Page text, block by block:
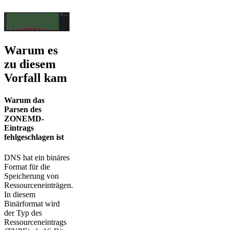
Warum es
zu diesem
Vorfall kam
Warum das
Parsen des
ZONEMD-
Eintrags
fehlgeschlagen ist
DNS hat ein binäres
Format für die
Speicherung von
Ressourceneinträgen.
In diesem
Binärformat wird
der Typ des
Ressourceneintrags